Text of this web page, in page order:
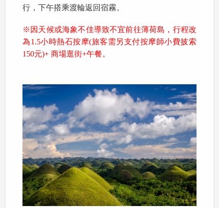
行，下午搭乘渡輪返回宿霧。
※因天候或海象不佳導致不宜前往薄荷島，行程改
為1.5小時熱石按摩(旅客需另支付按摩師小費披索
150元)+ 商場逛街+午餐。